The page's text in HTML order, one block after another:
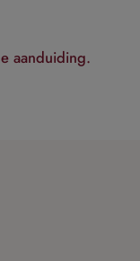
aanduiding.